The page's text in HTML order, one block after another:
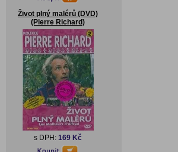
Život plný malérů (DVD)
(Pierre Richard)
s DPH: 169 Kč